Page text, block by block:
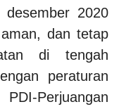
2020
dan tetap
di tengah
peraturan
PDI-Perjuangan